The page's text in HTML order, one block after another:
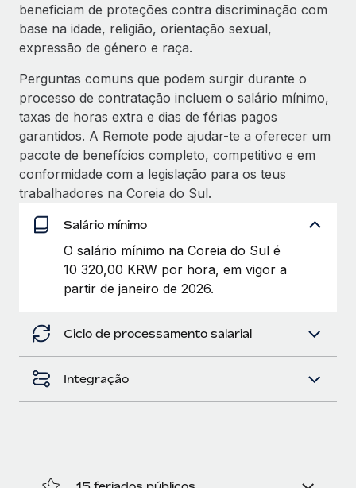
beneficiam de proteções contra discriminação com
base na idade, religião, orientação sexual,
expressão de género e raça.
Perguntas comuns que podem surgir durante o
processo de contratação incluem o salário mínimo,
taxas de horas extra e dias de férias pagos
garantidos. A Remote pode ajudar-te a oferecer um
pacote de benefícios completo, competitivo e em
conformidade com a legislação para os teus
trabalhadores na Coreia do Sul.
Salário mínimo
O salário mínimo na Coreia do Sul é
10 320,00 KRW por hora, em vigor a
partir de janeiro de 2026.
Ciclo de processamento salarial
Integração